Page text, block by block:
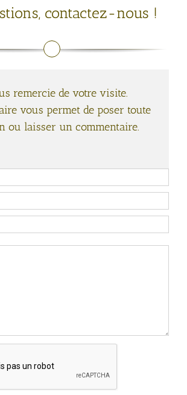
contactez-nous !
remercie de votre visite.
vous permet de poser toute
ou laisser un commentaire.